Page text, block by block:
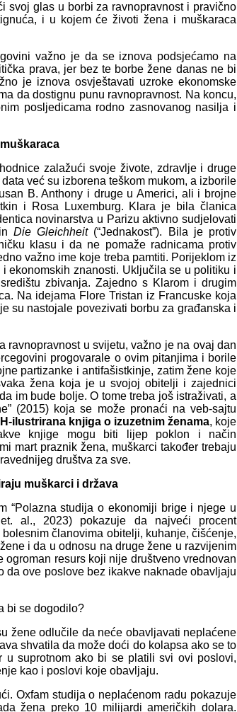
svoj glas u borbi za ravnopravnost i pravično
i u kojem će životi žena i muškaraca
važno je da se iznova podsjećamo na
prava, jer bez te borbe žene danas ne bi
je iznova osvještavati uzroke ekonomske
da dostignu punu ravnopravnost. Na koncu,
posljedicama rodno zasnovanog nasilja i
zalažući svoje živote, zdravlje i druge
već su izborena teškom mukom, a izborile
B. Anthony i druge u Americi, ali i brojne
i Rosa Luxemburg. Klara je bila članica
novinarstva u Parizu aktivno sudjelovati
Die Gleichheit(“Jednakost”). Bila je protiv
klasu i da ne pomaže radnicama protiv
važno ime koje treba pamtiti. Porijeklom iz
ekonomskih znanosti. Uključila se u politiku i
zbivanja. Zajedno s Klarom i drugim
Na idejama Flore Tristan iz Francuske koja
su nastojale povezivati borbu za građanska i
ravnopravnost u svijetu, važno je na ovaj dan
progovarale o ovim pitanjima i borile
partizanke i antifašistkinje, zatim žene koje
žena koja je u svojoj obitelji i zajednici
im bude bolje. O tome treba još istraživati, a
(2015) koja se može pronaći na veb-sajtu
ilustrirana knjiga o izuzetnim ženama, koje
knjige mogu biti lijep poklon i način
mart praznik žena, muškarci također trebaju
društva za sve.
muškarci i država
“Polazna studija o ekonomiji brige i njege u
al., 2023) pokazuje da najveći procent
članovima obitelji, kuhanje, čišćenje,
i da u odnosu na druge žene u razvijenim
resurs koji nije društveno vrednovan
da ove poslove bez ikakve naknade obavljaju
bi se dogodilo?
žene odlučile da neće obavljavati neplaćene
shvatila da može doći do kolapsa ako se to
u suprotnom ako bi se platili svi ovi poslovi,
kao i poslovi koje obavljaju.
Oxfam studija o neplaćenom radu pokazuje
žena preko 10 milijardi američkih dolara.